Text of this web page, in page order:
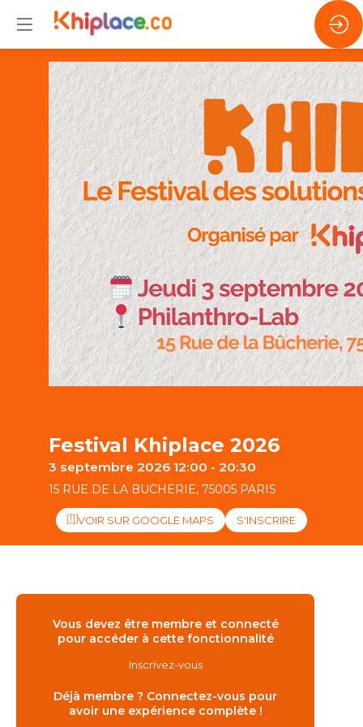
Festival Khiplace 2026
3 septembre 2026 12:00 - 20:30
15 RUE DE LA BUCHERIE, 75005 PARIS
VOIR SUR GOOGLE MAPS S'INSCRIRE
Vous devez être membre et connecté
pour accéder à cette fonctionnalité
Inscrivez-vous
Déjà membre ? Connectez-vous pour
avoir une expérience complète !